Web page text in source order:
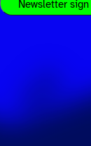
Newsletter sign